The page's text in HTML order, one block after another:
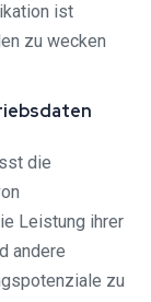
ist
zu wecken
die
Leistung ihrer
andere
zu